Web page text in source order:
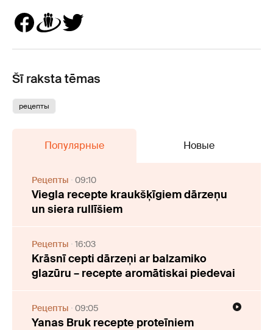
Šī raksta tēmas
рецепты
Популярные Новые
Рецепты 09:10
Viegla recepte kraukšķīgiem dārzeņu
un siera rullīšiem
Рецепты 16:03
Krāsnī cepti dārzeņi ar balzamiko
glazūru – recepte aromātiskai piedevai
Рецепты 09:05
Yanas Bruk recepte proteīniem